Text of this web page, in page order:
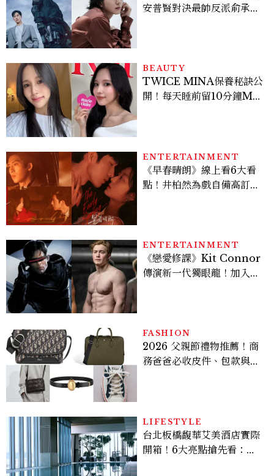
安普賢對決最帥反派俞承
多大？
BEAUTY
TWICE MINA保養秘訣公
開！每天睡前留10分鐘ME
ENTERTAINMENT
《早春晴朗》線上看6大看
點！井柏然為戲自備高訂，
ENTERTAINMENT
《戀愛修課》Kit Connor
傳演新一代獨眼龍！加入新
FASHION
2026 父親節禮物推薦！商
務爸爸必收皮件、包款與鞋
LIFESTYLE
台北板橋馥華艾美酒店實際
開箱！6大亮點搶先看：新